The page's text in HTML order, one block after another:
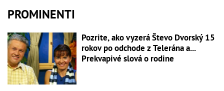
PROMINENTI
Pozrite, ako vyzerá Števo Dvorský 15
rokov po odchode z Telerána a...
Prekvapivé slová o rodine